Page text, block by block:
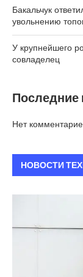
Бакальчук
увольнению
У крупнейшего
совладелец
Последние
Нет
НОВОСТИ